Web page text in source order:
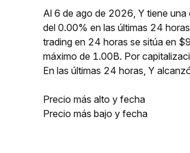
Al 6 de ago de 2026, Y tiene
del 0.00% en las últimas 24
trading en 24 horas se sitúa en
máximo de 1.00B. Por
En las últimas 24 horas, Y
Precio más alto y fecha
Precio más bajo y fecha